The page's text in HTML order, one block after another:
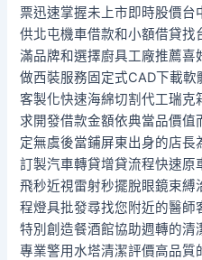
票迅速掌握未上市即時股價
供北屯機車借款和小額借貸
滿品牌和選擇廚具工廠推薦
做西裝服務固定式CAD下載
客製化快速海綿切割代工瑞
求開發借款金額依典當品價
定無虞後當鋪屏東出身的店
訂製汽車轉貸增貸流程快速
飛秒近視雷射秒擺脫眼鏡束
程燈具批發尋找您附近的醫師
特別創造餐酒館協助週轉的清
專業警用水塔清潔評價高品